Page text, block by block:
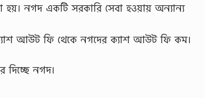
হয়। নগদ একটি সরকারি সেবা হওয়ায় অন্যান্য
আউট ফি থেকে নগদের ক্যাশ আউট ফি কম।
নগদ।